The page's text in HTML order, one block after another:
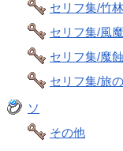
セリフ集/竹
セリフ集/風
セリフ集/魔
セリフ集/旅
ソ
その他